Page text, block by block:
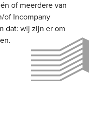
of meerdere van
of Incompany
dat: wij zijn er om